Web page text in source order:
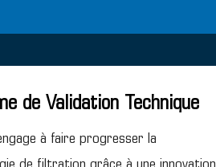
de Validation Technique
à faire progresser la